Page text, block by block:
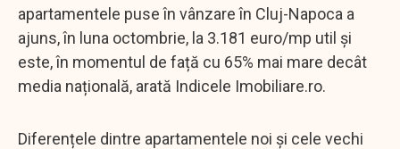
apartamentele puse în vânzare în Cluj-Napoca a
ajuns, în luna octombrie, la 3.181 euro/mp util și
este, în momentul de față cu 65% mai mare decât
media națională, arată Indicele Imobiliare.ro.
Diferențele dintre apartamentele noi și cele vechi